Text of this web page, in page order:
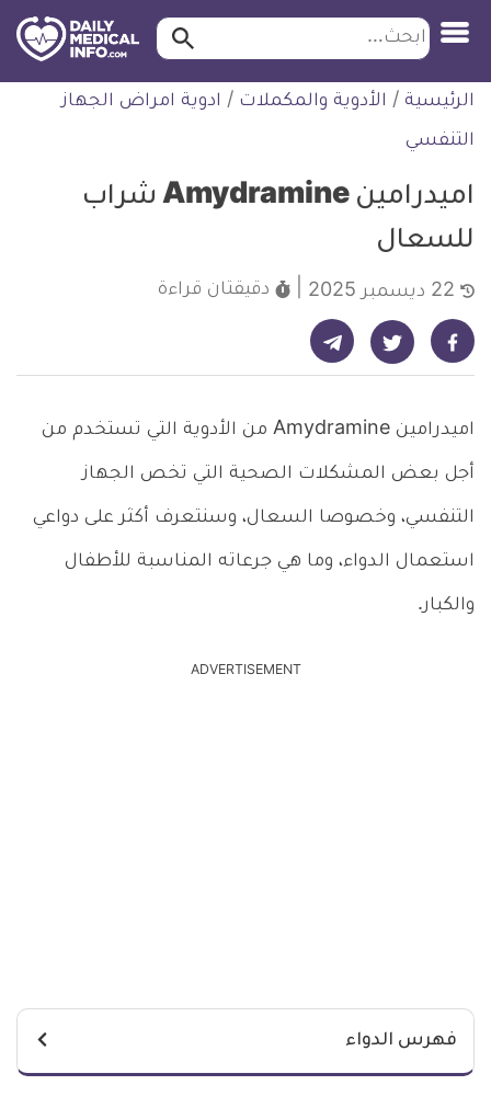
التخطي
للمحتوى
طبية
ابحث ابحث…
الرئيسية / الأدوية والمكملات / ادوية امراض الجهاز
التنفسي
اميدرامين Amydramine شراب
للسعال
دقيقتان قراءة
شارك على فيسبوك - ديلي ميديكال انفو شارك على تويتر - ديلي ميديكال انفو شارك على تيليجرام - ديلي ميديكال انفو
اميدرامين Amydramine من الأدوية التي تستخدم من
أجل بعض المشكلات الصحية التي تخص الجهاز
التنفسي، وخصوصا السعال، وسنتعرف أكثر على دواعي
استعمال الدواء، وما هي جرعاته المناسبة للأطفال
والكبار.
ADVERTISEMENT
فهرس الدواء